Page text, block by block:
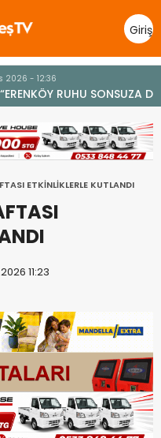
Giriş
Yap
DEK YAŞAYACAK”
ETKİNLİKLERLE KUTLANDI
11:23